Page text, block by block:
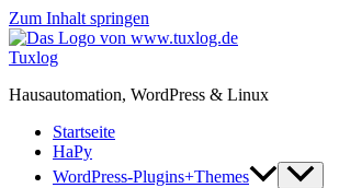
Zum Inhalt springen
Tuxlog
Hausautomation, WordPress & Linux
Startseite
HaPy
WordPress-Plugins+Themes